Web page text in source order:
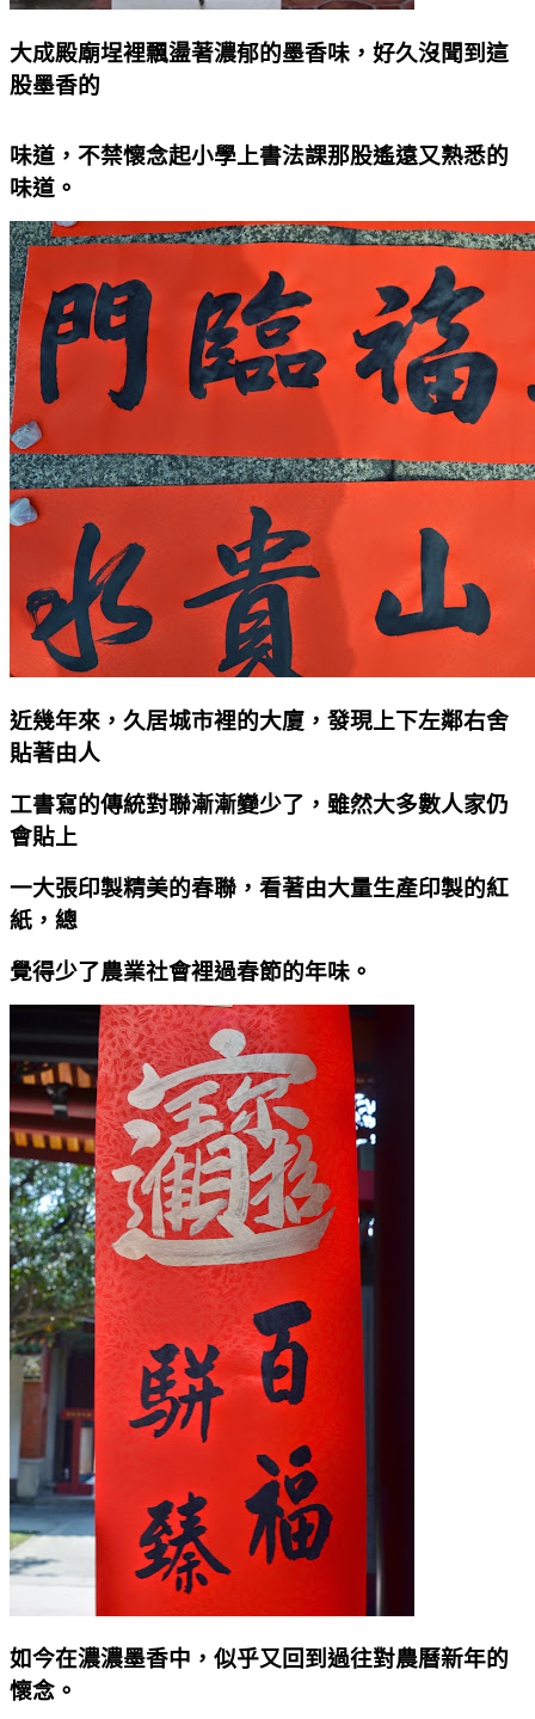
大成殿廟埕裡飄盪著濃郁的墨香味，好久沒聞到這
股墨香的
味道，不禁懷念起小學上書法課那股遙遠又熟悉的
味道。
近幾年來，久居城市裡的大廈，發現上下左鄰右舍
貼著由人
工書寫的傳統對聯漸漸變少了，雖然大多數人家仍
會貼上
一大張印製精美的春聯，看著由大量生產印製的紅
紙，總
覺得少了農業社會裡過春節的年味。
如今在濃濃墨香中，似乎又回到過往對農曆新年的
懷念。